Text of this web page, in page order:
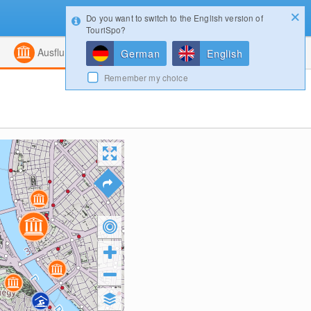
Kombiniert
Ausflugsziele Magazin
Login
Do you want to switch to the English version of
TouriSpo?
German English
Remember my choice
Konfigurator Gewinnspiele